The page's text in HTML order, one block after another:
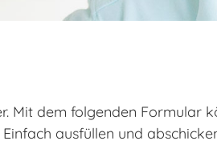
Mit dem folgenden Formular
ausfüllen und